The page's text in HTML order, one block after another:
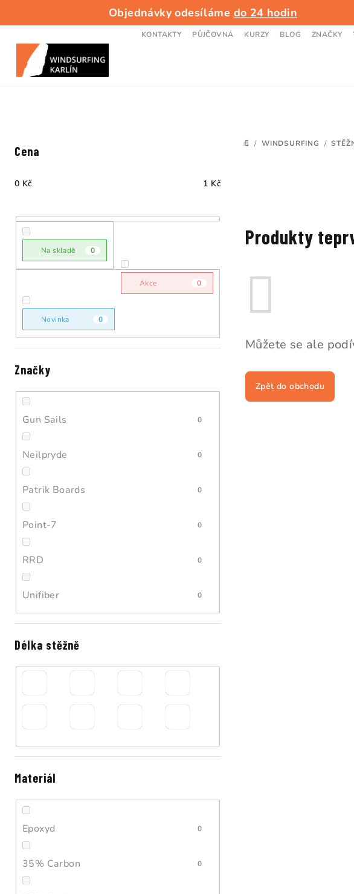
Objednávky odesíláme do 24 hodin
KONTAKTY PŮJČOVNA KURZY BLOG ZNAČKY
DOMŮ
/ WINDSURFING /
Cena
0 Kč 1 Kč
Na skladě 0
Akce 0
Novinka 0
Značky
Gun Sails 0
Neilpryde 0
Patrik Boards 0
Point-7 0
RRD 0
Unifiber 0
Délka stěžně
Materiál
Epoxyd 0
35% Carbon 0
Produkty
Můžete se ale
Zpět do obchodu